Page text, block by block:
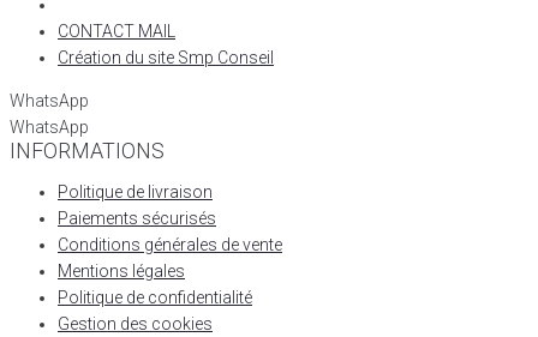
CONTACT MAIL
Création du site Smp Conseil
WhatsApp
WhatsApp
INFORMATIONS
Politique de livraison
Paiements sécurisés
Conditions générales de vente
Mentions légales
Politique de confidentialité
Gestion des cookies